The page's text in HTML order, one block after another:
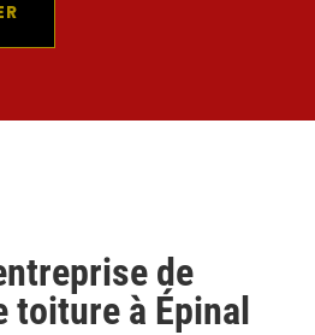
de
toiture à Épinal